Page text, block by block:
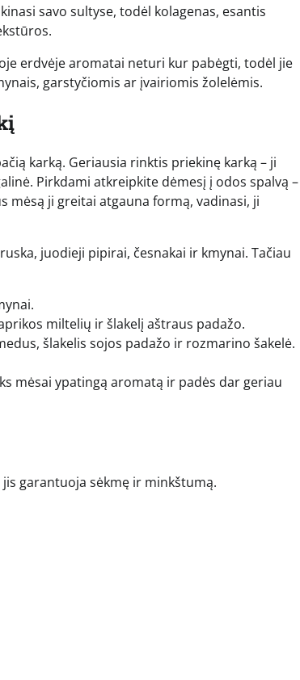
savo sultyse, todėl kolagenas, esantis
erdvėje aromatai neturi kur pabėgti, todėl jie
garstyčiomis ar įvairiomis žolelėmis.
karką. Geriausia rinktis priekinę karką – ji
Pirkdami atkreipkite dėmesį į odos spalvą –
mėsą ji greitai atgauna formą, vadinasi, ji
juodieji pipirai, česnakai ir kmynai. Tačiau
miltelių ir šlakelį aštraus padažo.
šlakelis sojos padažo ir rozmarino šakelė.
mėsai ypatingą aromatą ir padės dar geriau
garantuoja sėkmę ir minkštumą.